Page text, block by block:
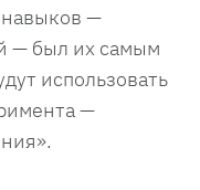
навыков —
— был их самым
использовать
—